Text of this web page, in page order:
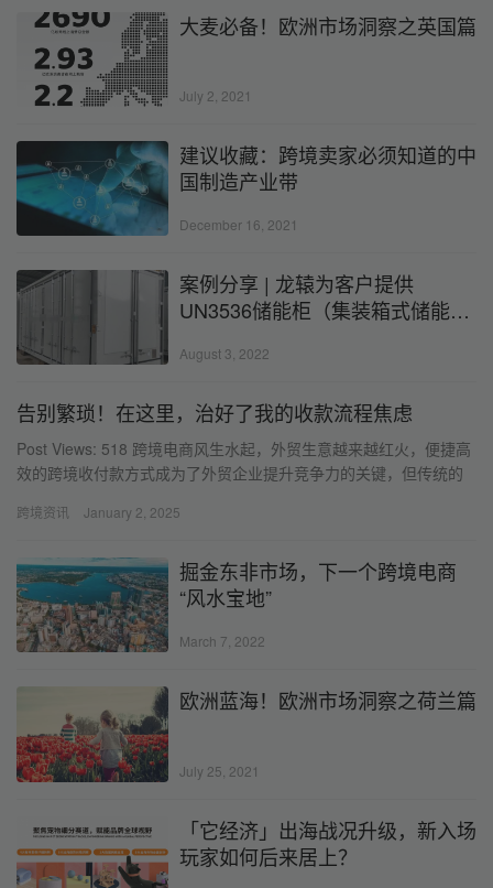
大麦必备！欧洲市场洞察之英国篇
July 2, 2021
建议收藏：跨境卖家必须知道的中
国制造产业带
December 16, 2021
案例分享 | 龙辕为客户提供
UN3536储能柜（集装箱式储能系
August 3, 2022
告别繁琐！在这里，治好了我的收款流程焦虑
Post Views: 518 跨境电商风生水起，外贸生意越来越红火，便捷高
效的跨境收付款方式成为了外贸企业提升竞争力的关键，但传统的
跨境资讯 January 2, 2025
掘金东非市场，下一个跨境电商
“风水宝地”
March 7, 2022
欧洲蓝海！欧洲市场洞察之荷兰篇
July 25, 2021
「它经济」出海战况升级，新入场
玩家如何后来居上？